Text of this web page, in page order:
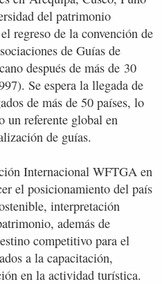
del patrimonio
regreso de la convención de
de Guías de
después de más de 30
Se espera la llegada de
de más de 50 países, lo
un referente global en
de guías.
Internacional WFTGA en
el posicionamiento del país
interpretación
además de
competitivo para el
a la capacitación,
en la actividad turística.